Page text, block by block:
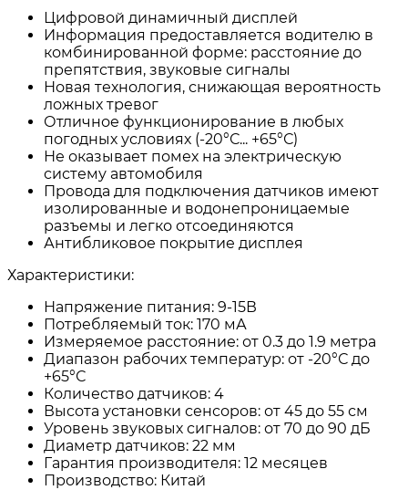
Цифровой динамичный дисплей
Информация предоставляется водителю в
комбинированной форме: расстояние до
препятствия, звуковые сигналы
Новая технология, снижающая вероятность
ложных тревог
Отличное функционирование в любых
погодных условиях (-20°С... +65°С)
Не оказывает помех на электрическую
систему автомобиля
Провода для подключения датчиков имеют
изолированные и водонепроницаемые
разъемы и легко отсоединяются
Антибликовое покрытие дисплея
Характеристики:
Напряжение питания: 9-15В
Потребляемый ток: 170 мА
Измеряемое расстояние: от 0.3 до 1.9 метра
Диапазон рабочих температур: от -20°С до
+65°С
Количество датчиков: 4
Высота установки сенсоров: от 45 до 55 см
Уровень звуковых сигналов: от 70 до 90 дБ
Диаметр датчиков: 22 мм
Гарантия производителя: 12 месяцев
Производство: Китай